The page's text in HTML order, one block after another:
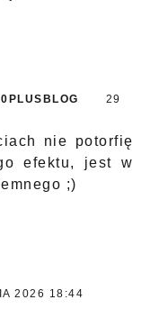
29
nie potorfię
efektu, jest w
;)
2026 18:44